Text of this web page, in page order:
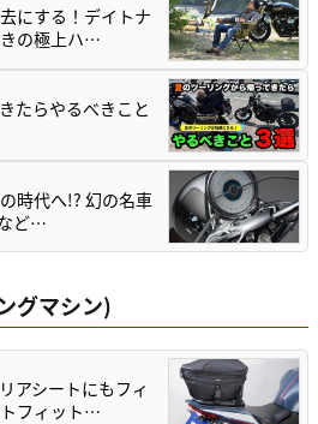
にする！デイトナ
の極上ハ…
たらやるべきこと
時代へ!? 幻の名車
ど…
グマシン)
アシートにもフィ
フィット…